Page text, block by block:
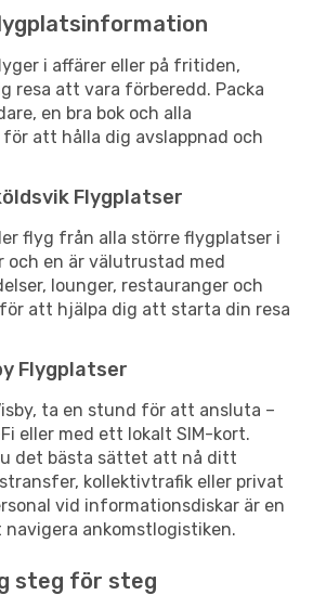
i affärer eller på fritiden,
resa att vara förberedd. Packa
en bra bok och alla
att hålla dig avslappnad och
Flygplatser
flyg från alla större flygplatser i
och en är välutrustad med
lounger, restauranger och
att hjälpa dig att starta din resa
Flygplatser
ta en stund för att ansluta –
eller med ett lokalt SIM-kort.
det bästa sättet att nå ditt
kollektivtrafik eller privat
vid informationsdiskar är en
ankomstlogistiken.
steg för steg